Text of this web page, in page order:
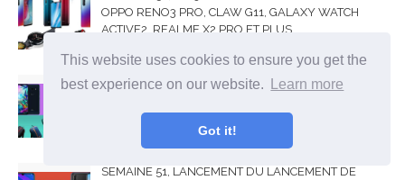
This website uses cookies to ensure you get the
best experience on our website.
Learn more
Got it!
OPPO RENO3 PRO, CLAW G11, GALAXY WATCH
ACTIVE2, REALME X2 PRO ET PLUS
SEMAINE 51, 2019 ROUNDUP DE LANCEMENT LG
REALME X2 ET PLUS
SEMAINE 51, LANCEMENT DU LANCEMENT DE